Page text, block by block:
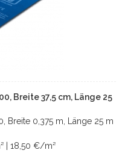
Breite 37,5 cm, Länge 25
Breite 0,375 m, Länge 25 m
| 18,50 €/m²